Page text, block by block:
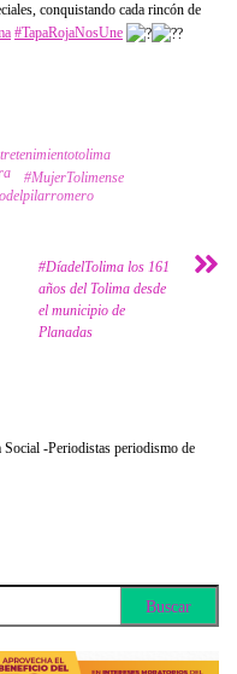
conquistando cada rincón de
#TapaRojaNosUne
#MujerTolimense
#DíadelTolima los 161
años del Tolima desde
el municipio de
Planadas
-Periodistas periodismo de